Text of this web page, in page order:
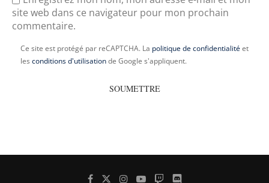
site web dans ce navigateur pour mon prochain
commentaire.
Ce site est protégé par reCAPTCHA. La politique de confidentialitéet
les conditions d'utilisationde Google s'appliquent.